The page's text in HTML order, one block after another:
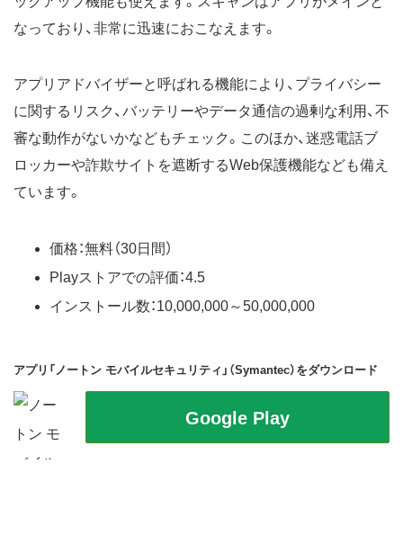
なっており、非常に迅速におこなえます。
アプリアドバイザーと呼ばれる機能により、プライバシー
に関するリスク、バッテリーやデータ通信の過剰な利用、不
審な動作がないかなどもチェック。このほか、迷惑電話ブ
ロッカーや詐欺サイトを遮断するWeb保護機能なども備え
ています。
価格：無料（30日間）
Playストアでの評価：4.5
インストール数：10,000,000～50,000,000
アプリ「ノートン モバイルセキュリティ」（Symantec）をダウンロード